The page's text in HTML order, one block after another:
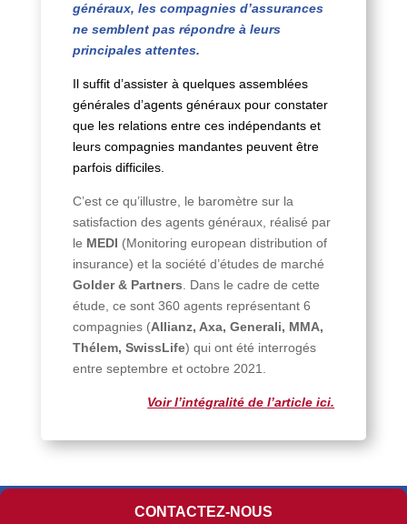
généraux, les compagnies d’assurances
ne semblent pas répondre à leurs
principales attentes.
Il suffit d’assister à quelques assemblées
générales d’agents généraux pour constater
que les relations entre ces indépendants et
leurs compagnies mandantes peuvent être
parfois difficiles.
C’est ce qu’illustre, le baromètre sur la
satisfaction des agents généraux, réalisé par
le MEDI (Monitoring european distribution of
insurance) et la société d’études de marché
Golder & Partners . Dans le cadre de cette
étude, ce sont 360 agents représentant 6
compagnies (Allianz, Axa, Generali, MMA,
Thélem, SwissLife) qui ont été interrogés
entre septembre et octobre 2021.
Voir l’intégralité de l’article ici.
Copyright 2026 © MEDI
CONTACTEZ-NOUS